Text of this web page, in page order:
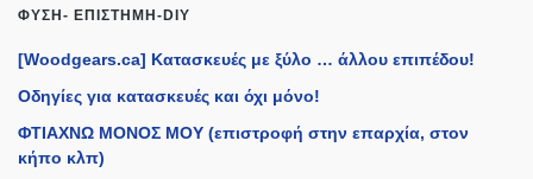
ΦΎΣΗ- ΕΠΙΣΤΉΜΗ-DIY
[Woodgears.ca] Κατασκευές με ξύλο … άλλου επιπέδου!
Οδηγίες για κατασκευές και όχι μόνο!
ΦΤΙΑΧΝΩ ΜΟΝΟΣ ΜΟΥ (επιστροφή στην επαρχία, στον
κήπο κλπ)